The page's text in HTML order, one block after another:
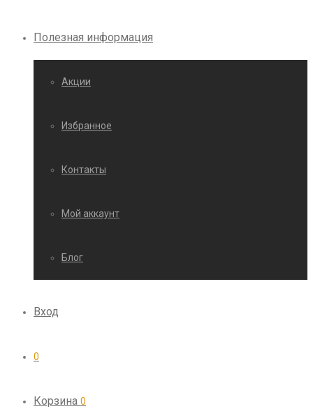
Полезная информация
Акции
Избранное
Контакты
Мой аккаунт
Блог
Вход
0
Корзина 0